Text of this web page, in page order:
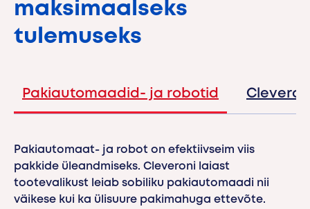
maksimaalseks
tulemuseks
Pakiautomaadid- ja robotid
Pakiautomaat- ja robot on efektiivseim viis
pakkide üleandmiseks. Cleveroni laiast
tootevalikust leiab sobiliku pakiautomaadi nii
väikese kui ka ülisuure pakimahuga ettevõte.